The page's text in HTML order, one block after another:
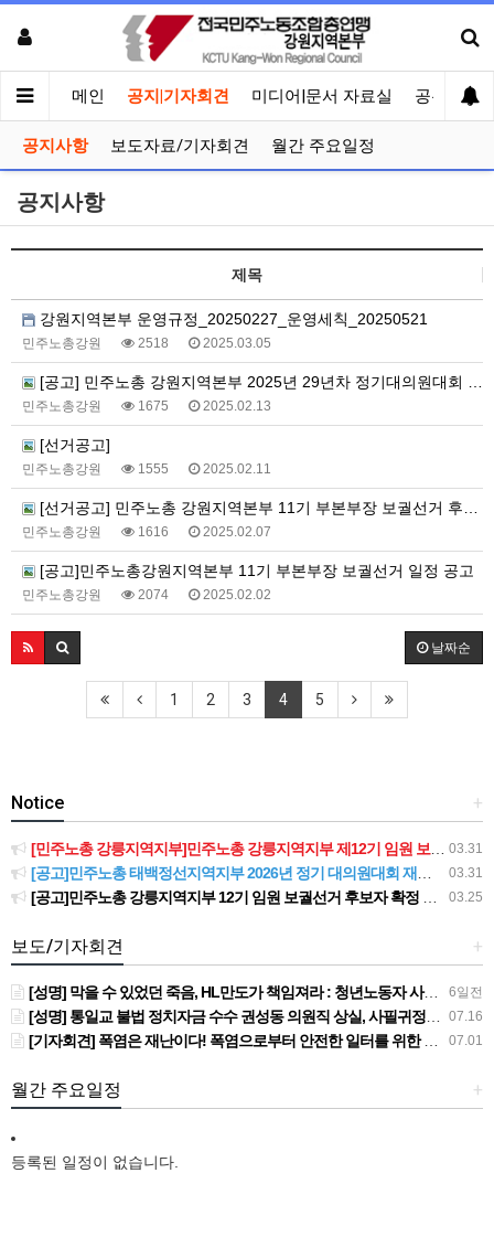
메인 공지|기자회견 미디어|문서 자료실 공유게시
공지사항 보도자료/기자회견 월간 주요일정
공지사항
제목
강원지역본부 운영규정_20250227_운영세칙_20250521
민주노총강원 2518 2025.03.05
[공고] 민주노총 강원지역본부 2025년 29년차 정기대의원대회 소집 공고
민주노총강원 1675 2025.02.13
[선거공고]
민주노총강원 1555 2025.02.11
[선거공고] 민주노총 강원지역본부 11기 부본부장 보궐선거 후보자 등록기간 연장공고
민주노총강원 1616 2025.02.07
[공고]민주노총강원지역본부 11기 부본부장 보궐선거 일정 공고
민주노총강원 2074 2025.02.02
날짜순
1 2 3 4 5
+
Notice
03.31
[민주노총 강릉지역지부]민주노총 강릉지역지부 제12기 임원 보궐선거결과 공고
03.31
[공고]민주노총 태백정선지역지부 2026년 정기 대의원대회 재소집 건
03.25
[공고]민주노총 강릉지역지부 12기 임원 보궐선거 후보자 확정 공고
+
보도/기자회견
6일전
[성명] 막을 수 있었던 죽음, HL만도가 책임져라 : 청년노동자 사망사고의 철저한 진상규명과 재발방지 대책 마련하라
07.16
[성명] 통일교 불법 정치자금 수수 권성동 의원직 상실, 사필귀정이다
07.01
[기자회견] 폭염은 재난이다! 폭염으로부터 안전한 일터를 위한 민주노총 강원지역본부 폭염감시단 선포 기자회견
+
월간 주요일정
등록된 일정이 없습니다.